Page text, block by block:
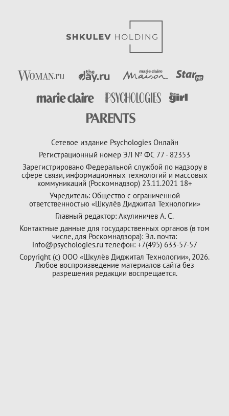
Сетевое издание Psychologies Онлайн
Регистрационный номер ЭЛ № ФС 77 - 82353
Зарегистрировано Федеральной службой по надзору в
сфере связи, информационных технологий и массовых
коммуникаций (Роскомнадзор) 23.11.2021 18+
Учредитель: Общество с ограниченной
ответственностью «Шкулёв Диджитал Технологии»
Главный редактор: Акулиничев А. С.
Контактные данные для государственных органов (в том
числе, для Роскомнадзора): Эл. почта:
info@psychologies.ru телефон: +7(495) 633-57-57
Copyright (с) ООО «Шкулёв Диджитал Технологии», 2026.
Любое воспроизведение материалов сайта без
разрешения редакции воспрещается.